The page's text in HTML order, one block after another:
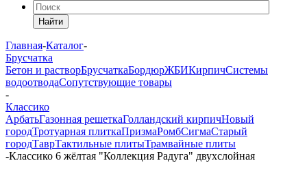
Найти
Главная-Каталог-
Брусчатка
Бетон и растворБрусчаткаБордюрЖБИКирпичСистемы
водоотводаСопутствующие товары
-
Классико
АрбатьГазонная решеткаГолландский кирпичНовый
городТротуарная плиткаПризмаРомбСигмаСтарый
городТаврТактильные плитыТрамвайные плиты
-Классико 6 жёлтая "Коллекция Радуга" двухслойная